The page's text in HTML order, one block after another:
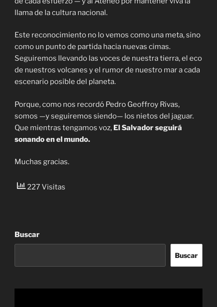
llama de la cultura nacional.
Este reconocimiento no lo vemos como una meta, sino
como un punto de partida hacia nuevas cimas.
Seguiremos llevando las voces de nuestra tierra, el eco
de nuestros volcanes y el rumor de nuestro mar a cada
escenario posible del planeta.
Porque, como nos recordó Pedro Geoffroy Rivas,
somos —y seguiremos siendo— los nietos del jaguar.
Que mientras tengamos voz, El Salvador seguirá
sonando en el mundo.
Muchas gracias.
227 Visitas
Buscar
Buscar